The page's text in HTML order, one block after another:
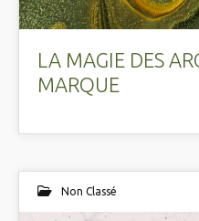
LA MAGIE DES
MARQUE
Non Classé